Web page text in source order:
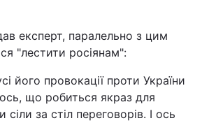
експерт, паралельно з цим
"лестити росіянам":
його провокації проти України
що робиться якраз для
за стіл переговорів. І ось